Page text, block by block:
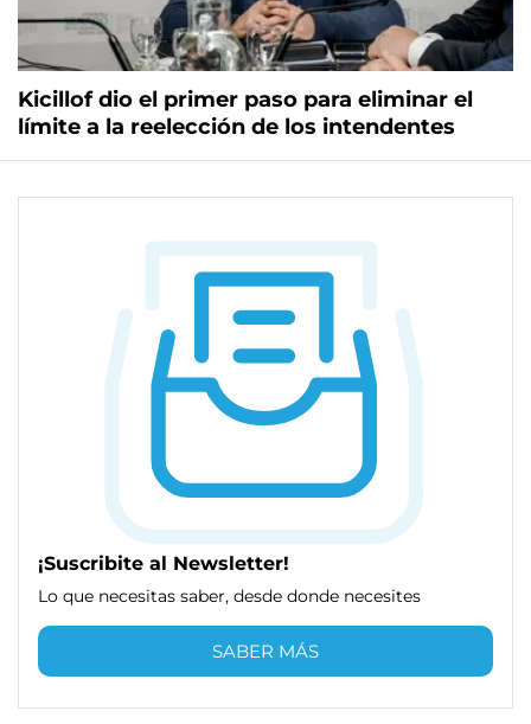
Kicillof dio el primer paso para eliminar el
límite a la reelección de los intendentes
¡Suscribite al Newsletter!
Lo que necesitas saber, desde donde necesites
SABER MÁS